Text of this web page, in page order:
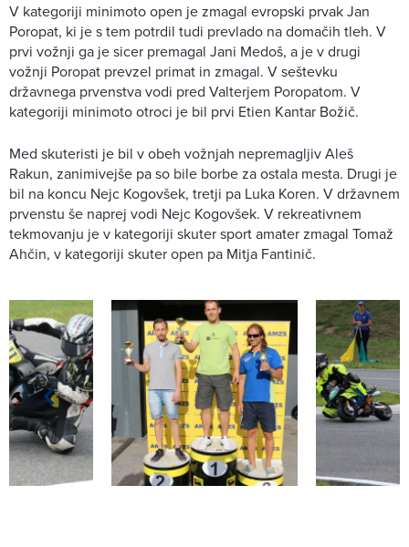
V kategoriji minimoto open je zmagal evropski prvak Jan
Poropat, ki je s tem potrdil tudi prevlado na domačih tleh. V
prvi vožnji ga je sicer premagal Jani Medoš, a je v drugi
vožnji Poropat prevzel primat in zmagal. V seštevku
državnega prvenstva vodi pred Valterjem Poropatom. V
kategoriji minimoto otroci je bil prvi Etien Kantar Božič.
Med skuteristi je bil v obeh vožnjah nepremagljiv Aleš
Rakun, zanimivejše pa so bile borbe za ostala mesta. Drugi je
bil na koncu Nejc Kogovšek, tretji pa Luka Koren. V državnem
prvenstu še naprej vodi Nejc Kogovšek. V rekreativnem
tekmovanju je v kategoriji skuter sport amater zmagal Tomaž
Ahčin, v kategoriji skuter open pa Mitja Fantinič.